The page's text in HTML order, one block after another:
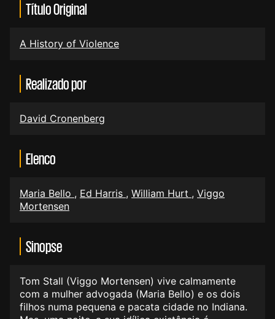
Título Original
A History of Violence
Realizado por
David Cronenberg
Elenco
Maria Bello , Ed Harris , William Hurt , Viggo
Mortensen
Sinopse
Tom Stall (Viggo Mortensen) vive calmamente
com a mulher advogada (Maria Bello) e os dois
filhos numa pequena e pacata cidade no Indiana.